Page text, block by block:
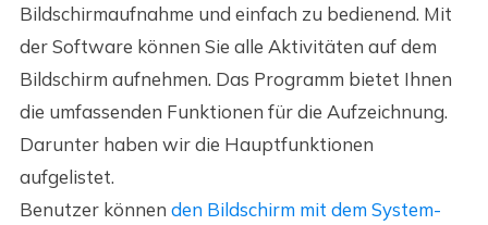
Bildschirmaufnahme und einfach zu bedienend. Mit
der Software können Sie alle Aktivitäten auf dem
Bildschirm aufnehmen. Das Programm bietet Ihnen
die umfassenden Funktionen für die Aufzeichnung.
Darunter haben wir die Hauptfunktionen
aufgelistet.
Benutzer können den Bildschirm mit dem System-